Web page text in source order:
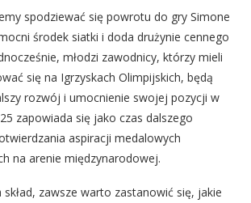
spodziewać się powrotu do gry Simone
środek siatki i doda drużynie cennego
młodzi zawodnicy, którzy mieli
się na Igrzyskach Olimpijskich, będą
rozwój i umocnienie swojej pozycji w
zapowiada się jako czas dalszego
aspiracji medalowych
na arenie międzynarodowej.
skład, zawsze warto zastanowić się, jakie